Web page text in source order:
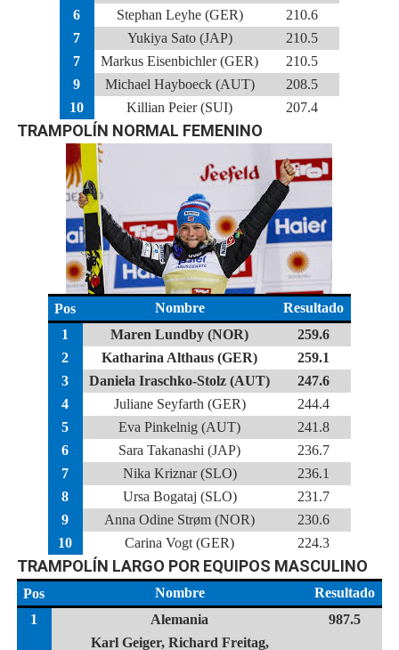
6
Stephan Leyhe (GER)
210.6
7
Yukiya Sato (JAP)
210.5
7
Markus Eisenbichler (GER)
210.5
9
Michael Hayboeck (AUT)
208.5
10
Killian Peier (SUI) 207.4
TRAMPOLÍN NORMAL FEMENINO
Pos Nombre
Resultado
1
Maren Lundby (NOR)
259.6
2
Katharina Althaus (GER)
259.1
3
Daniela Iraschko-Stolz (AUT)
247.6
4
Juliane Seyfarth (GER)
244.4
5
Eva Pinkelnig (AUT)
241.8
6
Sara Takanashi (JAP)
236.7
7
Nika Kriznar (SLO)
236.1
8
Ursa Bogataj (SLO)
231.7
9
Anna Odine Strøm (NOR)
230.6
10
Carina Vogt (GER) 224.3
TRAMPOLÍN LARGO POR EQUIPOS MASCULINO
Pos Nombre
Resultado
1
Alemania
Karl Geiger, Richard Freitag,
987.5